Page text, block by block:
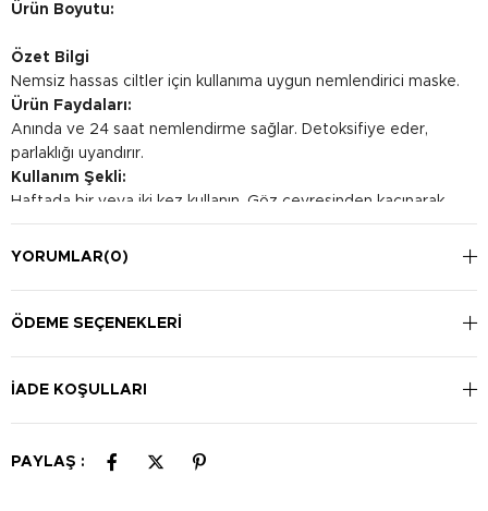
Ürün Boyutu:
Özet Bilgi
Nemsiz hassas ciltler için kullanıma uygun nemlendirici maske.
Ürün Faydaları:
Anında ve 24 saat nemlendirme sağlar. Detoksifiye eder,
parlaklığı uyandırır.
Kullanım Şekli:
Haftada bir veya iki kez kullanın. Göz çevresinden kaçınarak
iyice temizlenmiş yüze kalın bir katman halinde uygulayın. 10
dakika boyunca bekletin. Nazikçe silin veya su ile durulayın.
YORUMLAR(0)
ÖDEME SEÇENEKLERI
İADE KOŞULLARI
PAYLAŞ :